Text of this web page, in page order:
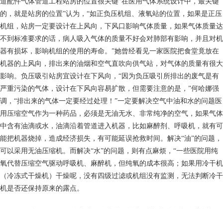
的，就是站房的位置”认为，“如正负压机组、液氧站的位置，如果是正压
机组，站房一定要设计在上风向，下风口影响气体质量，如果气体质量达
不到标准要求的话，病人吸入气体的质量不好会对肺部有影响，并且对机
器有损坏，影响机组的使用的寿命。”她曾经看见一家医院把食堂竟放在
机器的上风向，排出来的油烟和空气直吹向供气站，对气体的质量有很大
影响。负压吸引站房宜设计在下风向，“因为负压吸引所排出的废气是有
严重污染的气体，设计在下风向容易扩散，但需要注意的是，”何哈娜强
调，“排出来的气体一定要经过处理！”一定要解决空气中油和水的问题医
用压缩空气作为一种药品，必须是无油无水、非常纯净的空气，如果气体
中含有油滴或水，油滴沿着管道进入机器，比如麻醉剂、呼吸机，就有可
能把机器烧掉，造成经济损失，有可能延误抢救时间。解决“油”的问题，
可以采用无油压缩机。而解决“水”的问题，则有点麻烦，“一些医院用纯
氧代替压缩空气驱动呼吸机、麻醉机，但纯氧的成本很高；如果用冷干机
（冷冻式干燥机）干燥呢，没有四级过滤或机组没有监测，无法判断冷干
机是否还保持原来的露点。